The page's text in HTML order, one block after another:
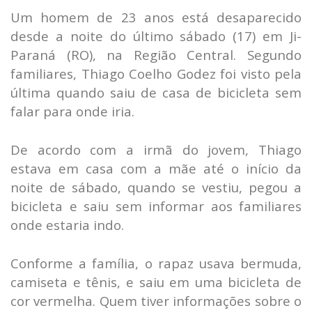
Um homem de 23 anos está desaparecido
desde a noite do último sábado (17) em Ji-
Paraná (RO), na Região Central. Segundo
familiares, Thiago Coelho Godez foi visto pela
última quando saiu de casa de bicicleta sem
falar para onde iria.
De acordo com a irmã do jovem, Thiago
estava em casa com a mãe até o início da
noite de sábado, quando se vestiu, pegou a
bicicleta e saiu sem informar aos familiares
onde estaria indo.
Conforme a família, o rapaz usava bermuda,
camiseta e tênis, e saiu em uma bicicleta de
cor vermelha. Quem tiver informações sobre o